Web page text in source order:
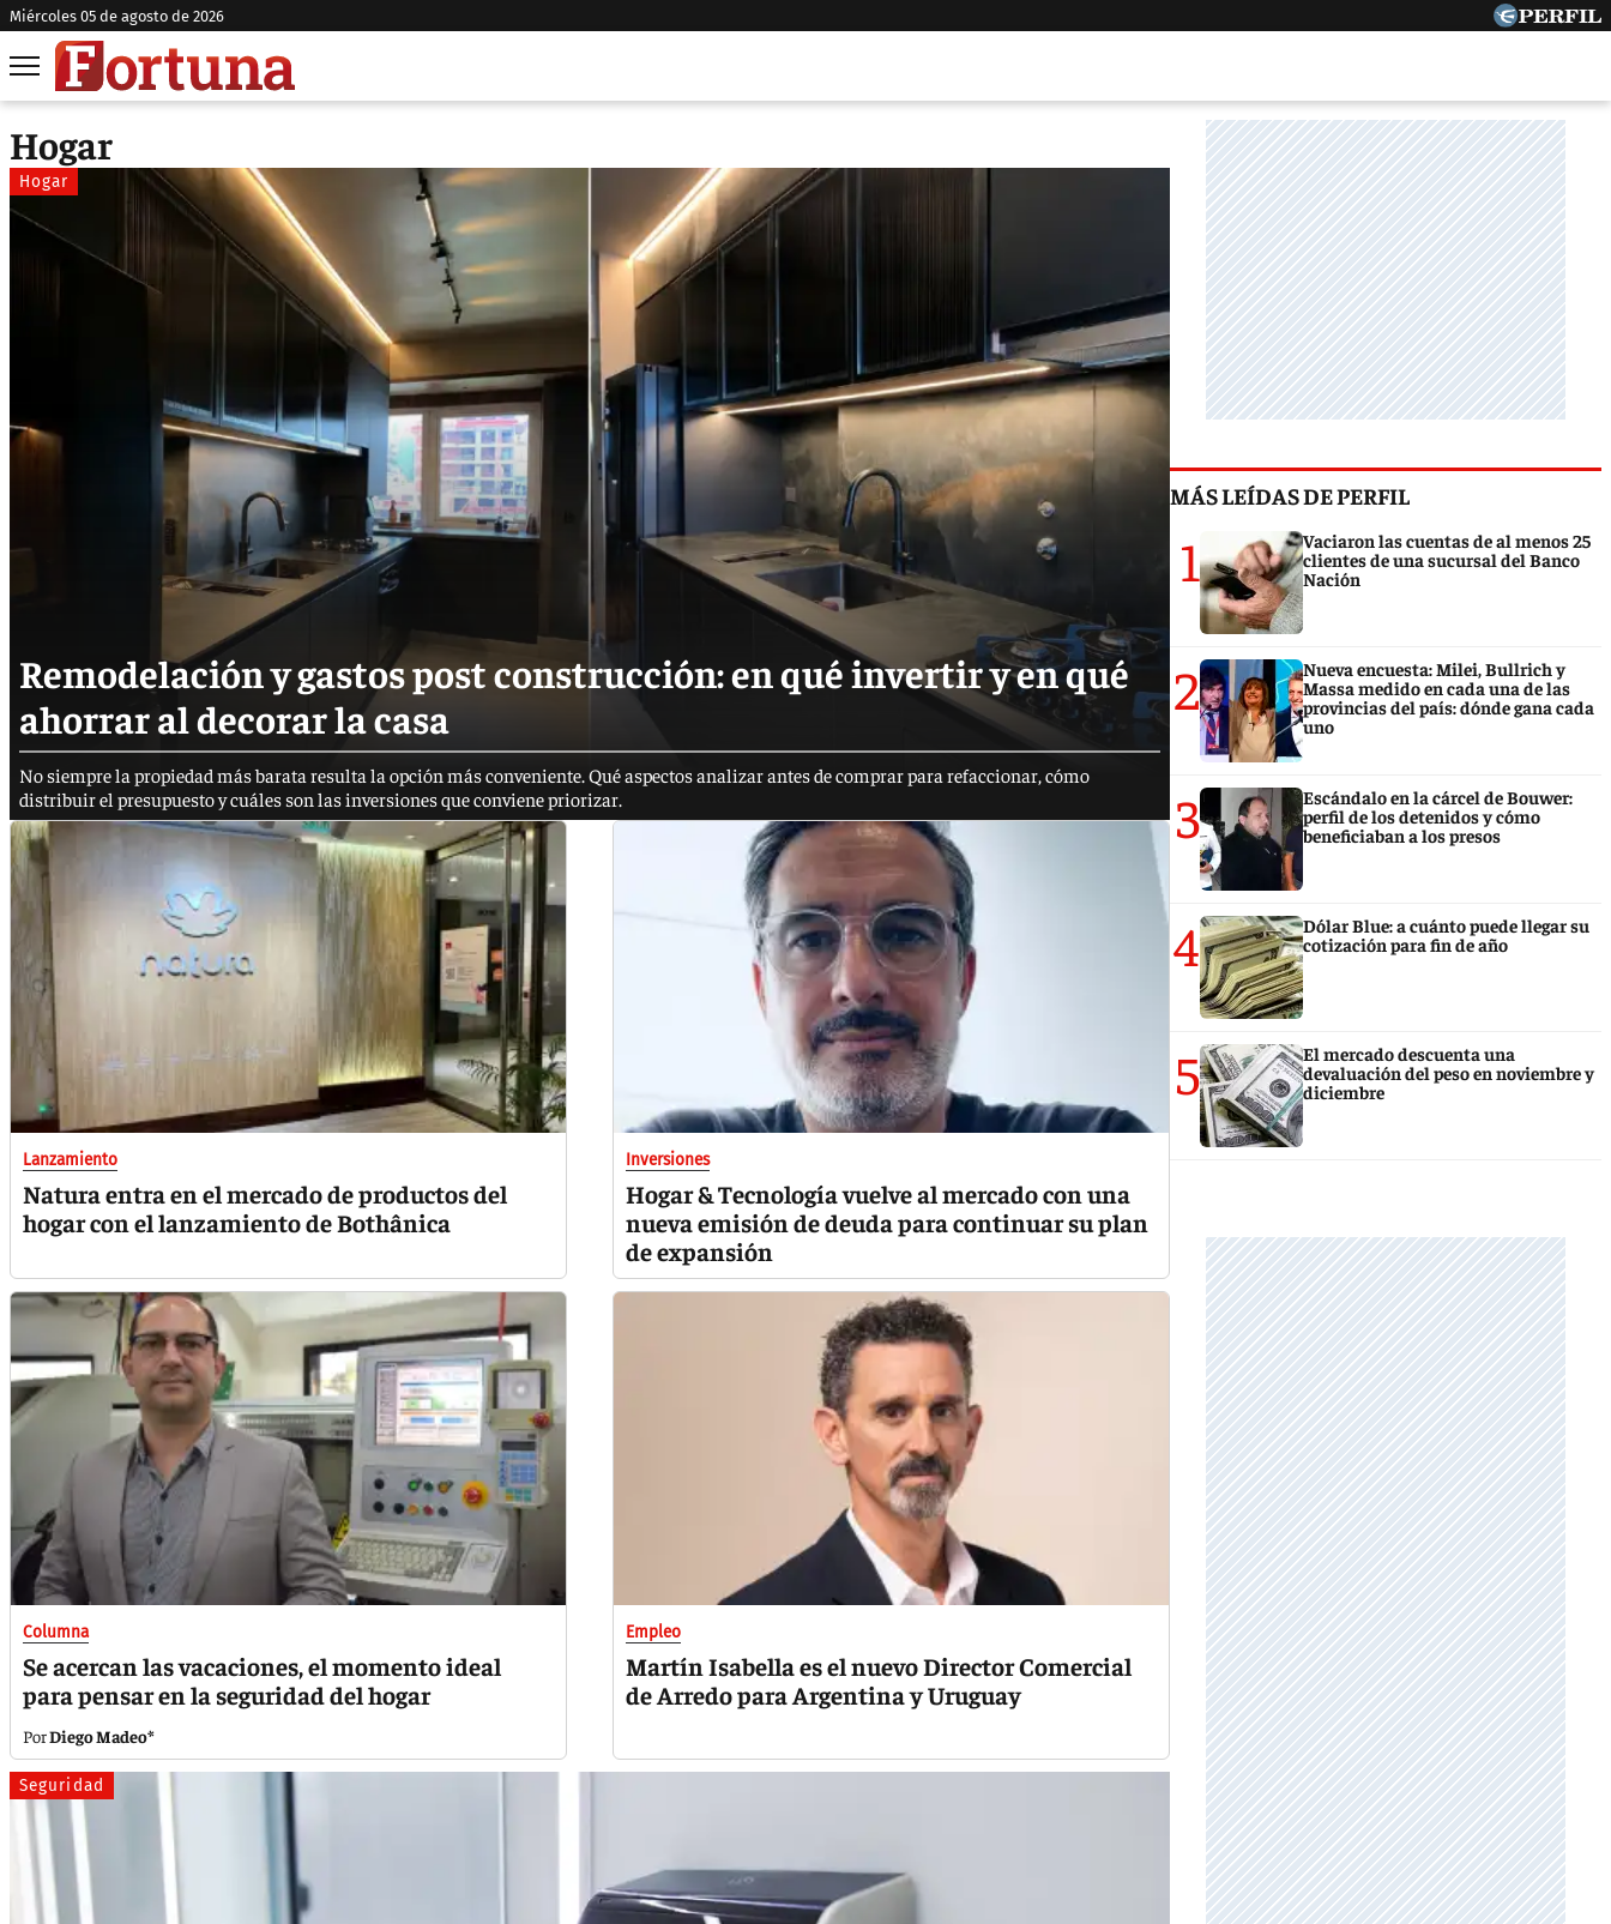
miércoles 05 de agosto de 2026
Hogar
Hogar
Remodelación y gastos post construcción: en qué invertir y en qué
ahorrar al decorar la casa
No siempre la propiedad más barata resulta la opción más conveniente. Qué aspectos analizar antes de comprar para refaccionar, cómo
distribuir el presupuesto y cuáles son las inversiones que conviene priorizar.
Lanzamiento
Natura entra en el mercado de productos del
hogar con el lanzamiento de Bothânica
Inversiones
Hogar & Tecnología vuelve al mercado con una
nueva emisión de deuda para continuar su plan
de expansión
Columna
Se acercan las vacaciones, el momento ideal
para pensar en la seguridad del hogar
Diego Madeo*
Empleo
Martín Isabella es el nuevo Director Comercial
de Arredo para Argentina y Uruguay
Seguridad
MÁS LEÍDAS DE PERFIL
1
Vaciaron las cuentas de al menos 25
clientes de una sucursal del Banco
Nación
2
Nueva encuesta: Milei, Bullrich y
Massa medido en cada una de las
provincias del país: dónde gana cada
uno
3
Escándalo en la cárcel de Bouwer:
perfil de los detenidos y cómo
beneficiaban a los presos
4
Dólar Blue: a cuánto puede llegar su
cotización para fin de año
5
El mercado descuenta una
devaluación del peso en noviembre y
diciembre